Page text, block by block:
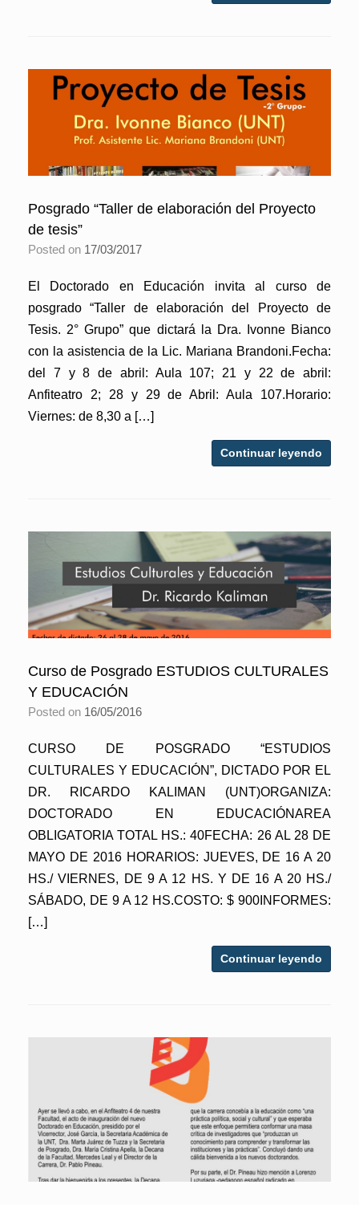
Posgrado “Taller de elaboración del Proyecto
de tesis”
Posted on 17/03/2017
El Doctorado en Educación invita al curso de
posgrado “Taller de elaboración del Proyecto de
Tesis. 2° Grupo” que dictará la Dra. Ivonne Bianco
con la asistencia de la Lic. Mariana Brandoni.Fecha:
del 7 y 8 de abril: Aula 107; 21 y 22 de abril:
Anfiteatro 2; 28 y 29 de Abril: Aula 107.Horario:
Viernes: de 8,30 a […]
Continuar leyendo
Curso de Posgrado ESTUDIOS CULTURALES
Y EDUCACIÓN
Posted on 16/05/2016
CURSO DE POSGRADO “ESTUDIOS
CULTURALES Y EDUCACIÓN”, DICTADO POR EL
DR. RICARDO KALIMAN (UNT)ORGANIZA:
DOCTORADO EN EDUCACIÓNAREA
OBLIGATORIA TOTAL HS.: 40FECHA: 26 AL 28 DE
MAYO DE 2016 HORARIOS: JUEVES, DE 16 A 20
HS./ VIERNES, DE 9 A 12 HS. Y DE 16 A 20 HS./
SÁBADO, DE 9 A 12 HS.COSTO: $ 900INFORMES:
[…]
Continuar leyendo